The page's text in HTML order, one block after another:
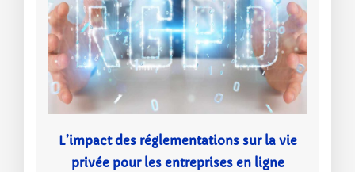
L’impact des réglementations sur la vie
privée pour les entreprises en ligne